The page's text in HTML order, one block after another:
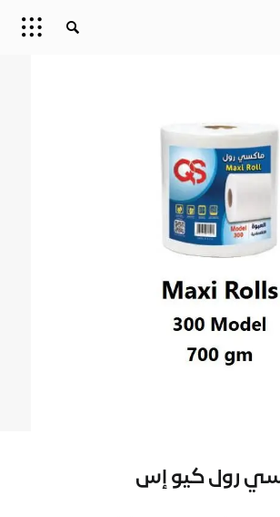
رول كيو إس